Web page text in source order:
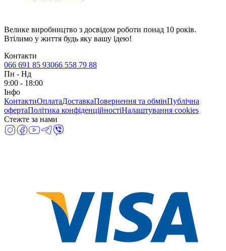
Велике виробництво з досвідом роботи понад 10 років.
Втілимо у життя будь яку вашу ідею!
Контакти
066 691 85 93066 558 79 88
Пн - Нд
9:00 - 18:00
Інфо
КонтактиОплатаДоставкаПовернення та обмінПублічна
офертаПолітика конфіденційностіНалаштування cookies
Стежте за нами